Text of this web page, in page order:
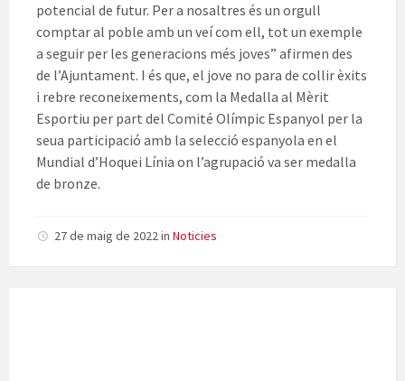
potencial de futur. Per a nosaltres és un orgull
comptar al poble amb un veí com ell, tot un exemple
a seguir per les generacions més joves” afirmen des
de l’Ajuntament. I és que, el jove no para de collir èxits
i rebre reconeixements, com la Medalla al Mèrit
Esportiu per part del Comité Olímpic Espanyol per la
seua participació amb la selecció espanyola en el
Mundial d’Hoquei Línia on l’agrupació va ser medalla
de bronze.
27 de maig de 2022in Noticies